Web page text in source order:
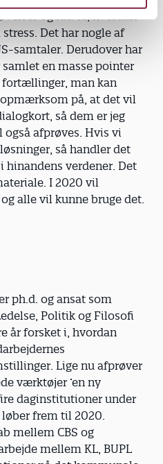
og råd til, hvordan
Det har nogle af
samtaler. Derudover har
en masse pointer
fortællinger, man kan
på, at det vil
så dem er jeg
også afprøves. Hvis vi
så handler det
verdener. Det
I 2020 vil
alle vil kunne bruge det.
ph.d. og ansat som
Politik og Filosofi
år forsket i, hvordan
Lige nu afprøver
værktøjer ’en ny
daginstitutioner under
frem til 2020.
mellem CBS og
mellem KL, BUPL